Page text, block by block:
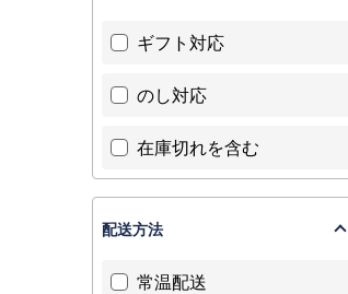
ギフト対応
のし対応
在庫切れを含む
配送方法
常温配送